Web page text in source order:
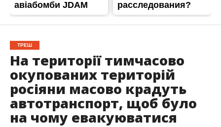
ТРЕШ
На території тимчасово
окупованих територій
росіяни масово крадуть
автотранспорт, щоб було
на чому евакуюватися